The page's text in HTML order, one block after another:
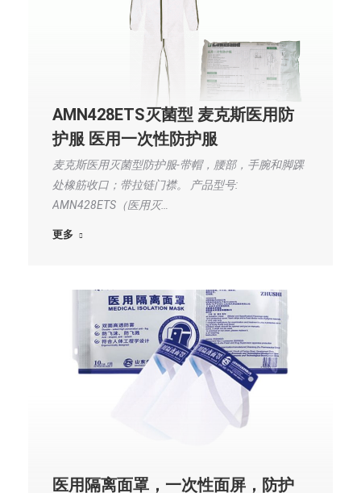
AMN428ETS灭菌型 麦克斯医用防
护服 医用一次性防护服
麦克斯医用灭菌型防护服-带帽，腰部，手腕和脚踝
处橡筋收口；带拉链门襟。 产品型号:
AMN428ETS（医用灭…
更多
医用隔离面罩，一次性面屏，防护